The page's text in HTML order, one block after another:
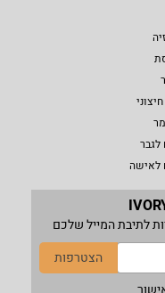
לאישה
לתיבת המייל שלכם
הצטרפות